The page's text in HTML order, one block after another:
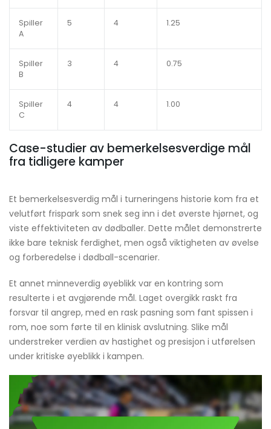
Spiller
A
5 4 1.25
Spiller
B
3 4 0.75
Spiller
C
4 4 1.00
Case-studier av bemerkelsesverdige mål
fra tidligere kamper
Et bemerkelsesverdig mål i turneringens historie kom fra et
velutført frispark som snek seg inn i det øverste hjørnet, og
viste effektiviteten av dødballer. Dette målet demonstrerte
ikke bare teknisk ferdighet, men også viktigheten av øvelse
og forberedelse i dødball-scenarier.
Et annet minneverdig øyeblikk var en kontring som
resulterte i et avgjørende mål. Laget overgikk raskt fra
forsvar til angrep, med en rask pasning som fant spissen i
rom, noe som førte til en klinisk avslutning. Slike mål
understreker verdien av hastighet og presisjon i utførelsen
under kritiske øyeblikk i kampen.